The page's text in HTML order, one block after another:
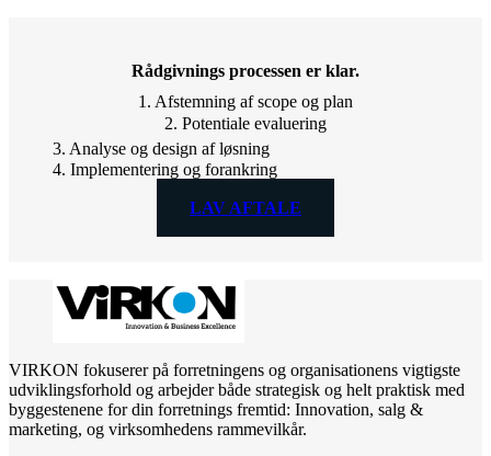
Rådgivnings processen er klar.
1. Afstemning af scope og plan
2. Potentiale evaluering
3. Analyse og design af løsning
4. Implementering og forankring
LAV AFTALE
VIRKON fokuserer på forretningens og organisationens vigtigste
udviklingsforhold og arbejder både strategisk og helt praktisk med
byggestenene for din forretnings fremtid: Innovation, salg &
marketing, og virksomhedens rammevilkår.